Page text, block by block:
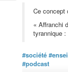
Ce concept
« Affranchi
tyrannique
#société
#podcast